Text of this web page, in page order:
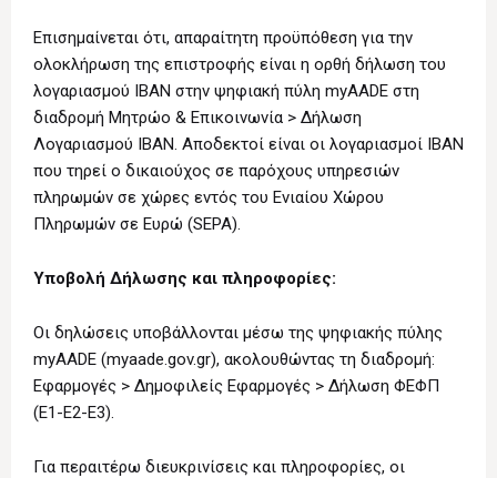
Επισημαίνεται ότι, απαραίτητη προϋπόθεση για την
ολοκλήρωση της επιστροφής είναι η ορθή δήλωση του
λογαριασμού ΙΒΑΝ στην ψηφιακή πύλη myAADE στη
διαδρομή Μητρώο & Επικοινωνία > Δήλωση
Λογαριασμού ΙΒΑΝ. Αποδεκτοί είναι οι λογαριασμοί ΙΒΑΝ
που τηρεί ο δικαιούχος σε παρόχους υπηρεσιών
πληρωμών σε χώρες εντός του Ενιαίου Χώρου
Πληρωμών σε Ευρώ (SEPA).
Υποβολή Δήλωσης και πληροφορίες:
Οι δηλώσεις υποβάλλονται μέσω της ψηφιακής πύλης
myAADE (myaade.gov.gr), ακολουθώντας τη διαδρομή:
Εφαρμογές > Δημοφιλείς Εφαρμογές > Δήλωση ΦΕΦΠ
(Ε1-Ε2-Ε3).
Για περαιτέρω διευκρινίσεις και πληροφορίες, οι